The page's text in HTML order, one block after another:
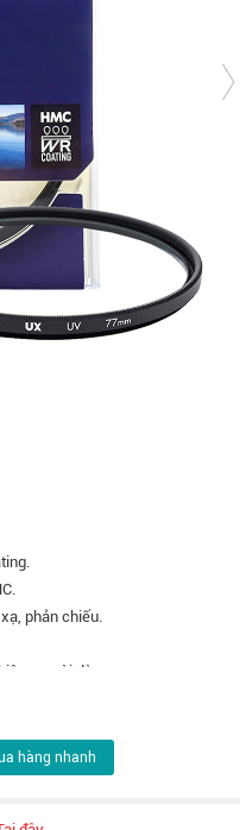
phản chiếu.
người dùng
hàng nhanh